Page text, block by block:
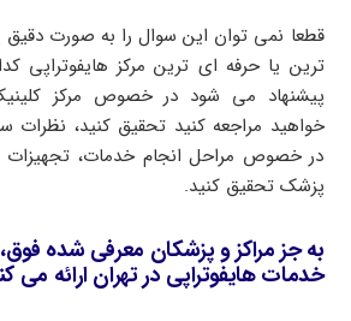
قطعا نمی توان این سوال را به صورت
ترین یا حرفه ای ترین مرکز هایفوتراپی
پیشنهاد می شود در خصوص مرکز
خواهید مراجعه کنید تحقیق کنید، نظرات
در خصوص مراحل انجام خدمات،
پزشک تحقیق کنید.
به جز مراکز و پزشکان معرفی شده
خدمات هایفوتراپی در تهران ارائه می